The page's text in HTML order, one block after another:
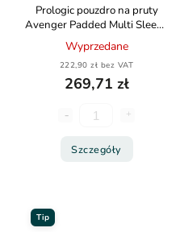
Prologic pouzdro na pruty
Avenger Padded Multi Sleeve
2 Rod 13ft
Wyprzedane
222,90 zł bez VAT
269,71 zł
Szczegóły
Tip